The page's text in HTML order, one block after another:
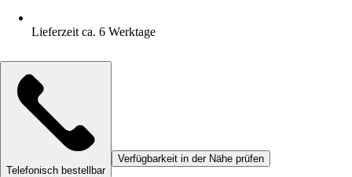
Lieferzeit ca. 6 Werktage
Telefonisch bestellbar
Verfügbarkeit in der Nähe prüfen